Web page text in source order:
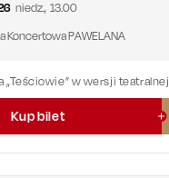
niedz., 13.00
Koncertowa PAWELANA
„Teściowie” w wersji teatralnej
Kup bilet